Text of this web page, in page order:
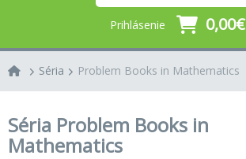
Prihlásenie 0,00€
Séria Problem Books in Mathematics
Séria Problem Books in
Mathematics